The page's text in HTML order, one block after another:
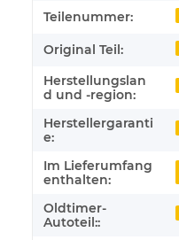
Teilenummer:
Original Teil:
Herstellungslan
d und -region:
Herstellergaranti
e:
Im Lieferumfang
enthalten:
Oldtimer-
Autoteil::